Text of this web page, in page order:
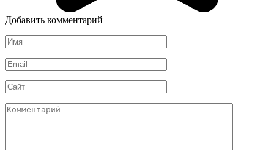
Добавить комментарий
Имя
Email
Сайт
Комментарий